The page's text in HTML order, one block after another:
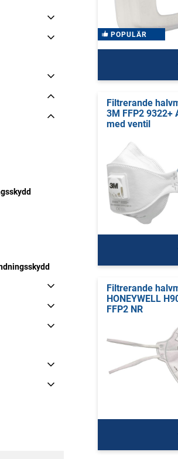
POPULÄR
Filtrerande
3M FFP2 9322+
med ventil
Filtrerande
HONEYWELL
FFP2 NR